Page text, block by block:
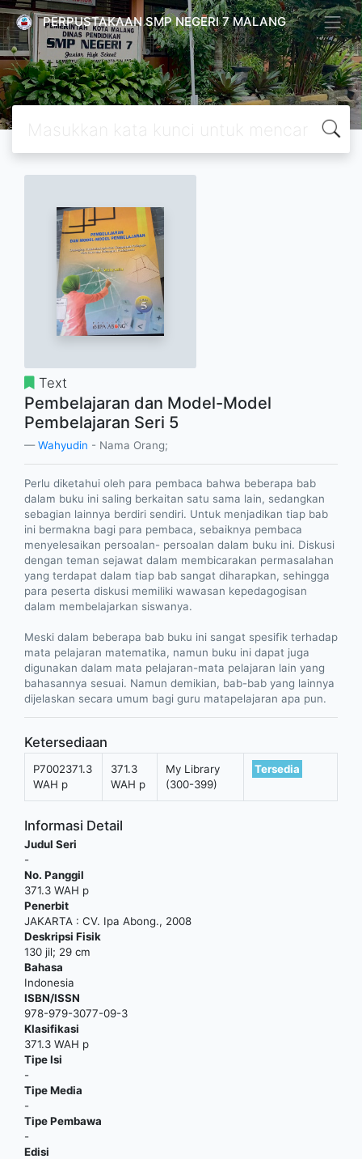
PERPUSTAKAAN SMP NEGERI 7 MALANG
Text
Pembelajaran dan Model-Model
Pembelajaran Seri 5
Wahyudin - Nama Orang;
Perlu diketahui oleh para pembaca bahwa beberapa bab
dalam buku ini saling berkaitan satu sama lain, sedangkan
sebagian lainnya berdiri sendiri. Untuk menjadikan tiap bab
ini bermakna bagi para pembaca, sebaiknya pembaca
menyelesaikan persoalan- persoalan dalam buku ini. Diskusi
dengan teman sejawat dalam membicarakan permasalahan
yang terdapat dalam tiap bab sangat diharapkan, sehingga
para peserta diskusi memiliki wawasan kepedagogisan
dalam membelajarkan siswanya.
Meski dalam beberapa bab buku ini sangat spesifik terhadap
mata pelajaran matematika, namun buku ini dapat juga
digunakan dalam mata pelajaran-mata pelajaran lain yang
bahasannya sesuai. Namun demikian, bab-bab yang lainnya
dijelaskan secara umum bagi guru matapelajaran apa pun.
Ketersediaan
P7002371.3
WAH p
371.3
WAH p
My Library
(300-399)
Tersedia
Informasi Detail
Judul Seri
-
No. Panggil
371.3 WAH p
Penerbit
JAKARTA : CV. Ipa Abong., 2008
Deskripsi Fisik
130 jil; 29 cm
Bahasa
Indonesia
ISBN/ISSN
978-979-3077-09-3
Klasifikasi
371.3 WAH p
Tipe Isi
-
Tipe Media
-
Tipe Pembawa
-
Edisi